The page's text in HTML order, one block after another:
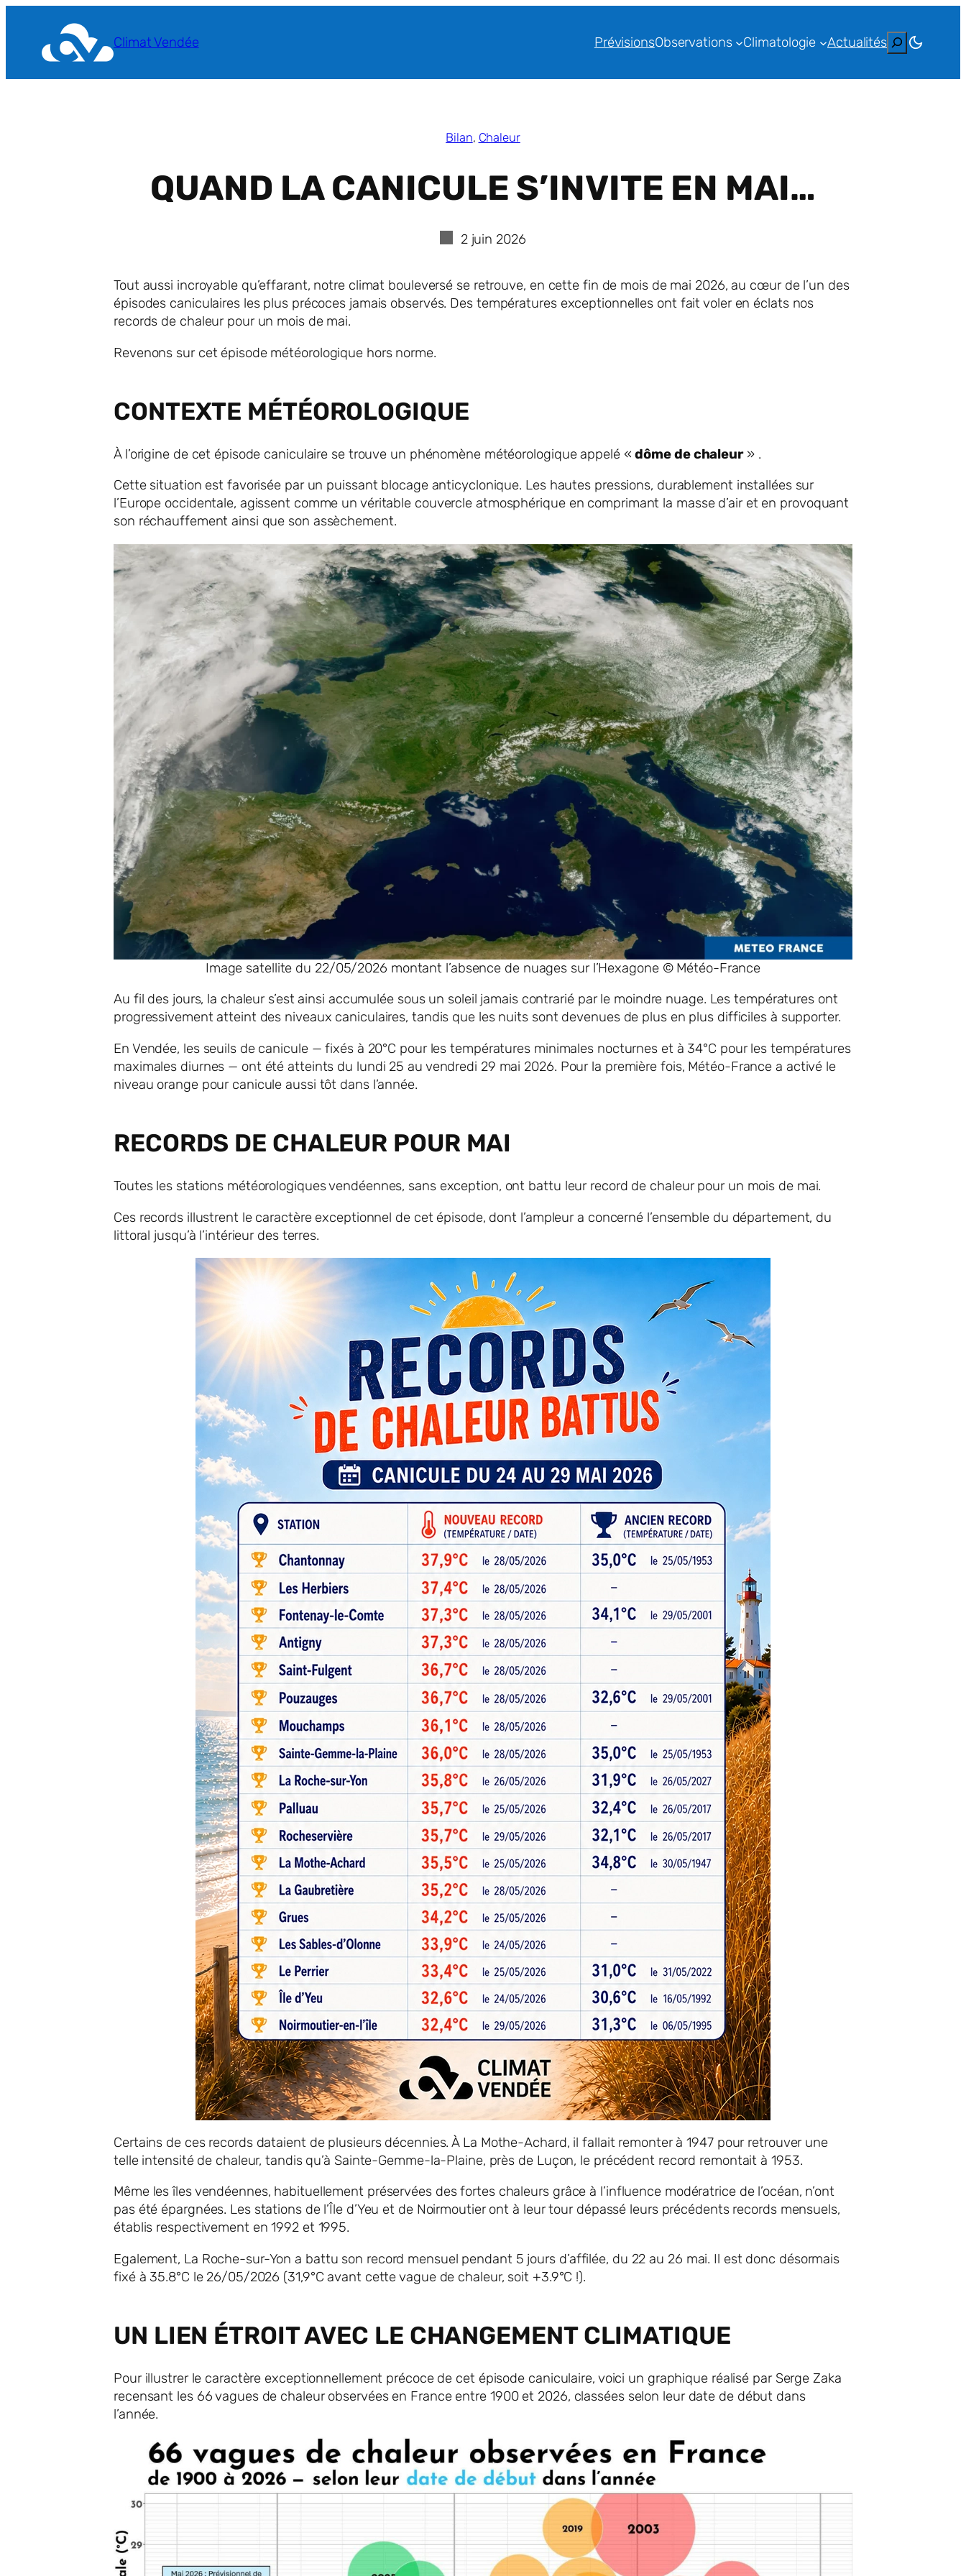
contenu
Climat Vendée PrévisionsObservations Climatologie Actualités Rechercher
Bilan, Chaleur
QUAND LA CANICULE S’INVITE EN MAI…
2 juin 2026
Tout aussi incroyable qu’effarant, notre climat bouleversé se retrouve, en cette fin de mois de mai 2026, au cœur de l’un des
épisodes caniculaires les plus précoces jamais observés. Des températures exceptionnelles ont fait voler en éclats nos
records de chaleur pour un mois de mai.
Revenons sur cet épisode météorologique hors norme.
CONTEXTE MÉTÉOROLOGIQUE
À l’origine de cet épisode caniculaire se trouve un phénomène météorologique appelé «dôme de chaleur» .
Cette situation est favorisée par un puissant blocage anticyclonique. Les hautes pressions, durablement installées sur
l’Europe occidentale, agissent comme un véritable couvercle atmosphérique en comprimant la masse d’air et en provoquant
son réchauffement ainsi que son assèchement.
Image satellite du 22/05/2026 montant l’absence de nuages sur l’Hexagone © Météo-France
Au fil des jours, la chaleur s’est ainsi accumulée sous un soleil jamais contrarié par le moindre nuage. Les températures ont
progressivement atteint des niveaux caniculaires, tandis que les nuits sont devenues de plus en plus difficiles à supporter.
En Vendée, les seuils de canicule — fixés à 20°C pour les températures minimales nocturnes et à 34°C pour les températures
maximales diurnes — ont été atteints du lundi 25 au vendredi 29 mai 2026. Pour la première fois, Météo-France a activé le
niveau orange pour canicule aussi tôt dans l’année.
RECORDS DE CHALEUR POUR MAI
Toutes les stations météorologiques vendéennes, sans exception, ont battu leur record de chaleur pour un mois de mai.
Ces records illustrent le caractère exceptionnel de cet épisode, dont l’ampleur a concerné l’ensemble du département, du
littoral jusqu’à l’intérieur des terres.
Certains de ces records dataient de plusieurs décennies. À La Mothe-Achard, il fallait remonter à 1947 pour retrouver une
telle intensité de chaleur, tandis qu’à Sainte-Gemme-la-Plaine, près de Luçon, le précédent record remontait à 1953.
Même les îles vendéennes, habituellement préservées des fortes chaleurs grâce à l’influence modératrice de l’océan, n’ont
pas été épargnées. Les stations de l’Île d’Yeu et de Noirmoutier ont à leur tour dépassé leurs précédents records mensuels,
établis respectivement en 1992 et 1995.
Egalement, La Roche-sur-Yon a battu son record mensuel pendant 5 jours d’affilée, du 22 au 26 mai. Il est donc désormais
fixé à 35.8°C le 26/05/2026 (31,9°C avant cette vague de chaleur, soit +3.9°C !).
UN LIEN ÉTROIT AVEC LE CHANGEMENT CLIMATIQUE
Pour illustrer le caractère exceptionnellement précoce de cet épisode caniculaire, voici un graphique réalisé par Serge Zaka
recensant les 66 vagues de chaleur observées en France entre 1900 et 2026, classées selon leur date de début dans
l’année.